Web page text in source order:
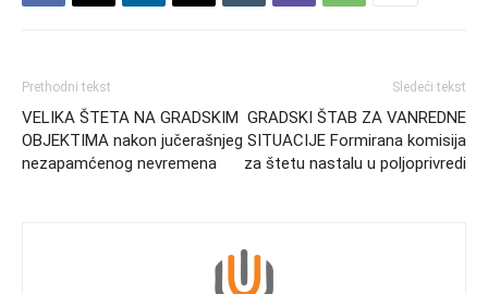
Prethodni tekst
VELIKA ŠTETA NA GRADSKIM
OBJEKTIMA nakon jučerašnjeg
nezapamćenog nevremena
Sledeći tekst
GRADSKI ŠTAB ZA VANREDNE
SITUACIJE Formirana komisija
za štetu nastalu u poljoprivredi